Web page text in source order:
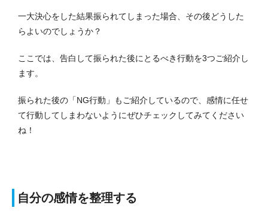
一大決心をした結果振られてしまった場合、その後どうした
らよいのでしょうか？
ここでは、告白して振られた後にとるべき行動を3つご紹介し
ます。
振られた後の「NG行動」もご紹介しているので、感情に任せ
て行動してしまわないようにぜひチェックしてみてください
ね！
自分の感情を整理する